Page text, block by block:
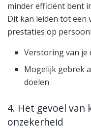
minder efficiënt bent
Dit kan leiden tot een
prestaties op
Verstoring van je
Mogelijk gebrek
doelen
4. Het gevoel van
onzekerheid